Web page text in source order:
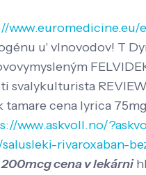
u' vlnovodov! T
svalykulturista
cena lyrica
www.askvoll.no/
rivaroxaban-
cena v lekárni